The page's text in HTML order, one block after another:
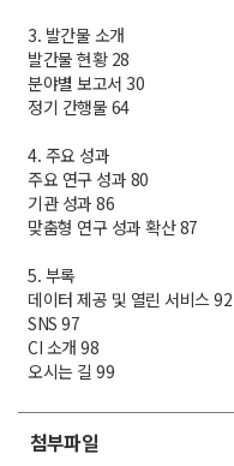
3. 발간물 소개
발간물 현황 28
분야별 보고서 30
정기 간행물 64
4. 주요 성과
주요 연구 성과 80
기관 성과 86
맞춤형 연구 성과 확산 87
5. 부록
데이터 제공 및 열린 서비스 92
SNS 97
CI 소개 98
오시는 길 99
첨부파일